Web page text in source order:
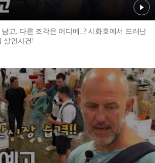
고, 다른 조각은 어디에..? 시화호에서 드러난
살인사건!